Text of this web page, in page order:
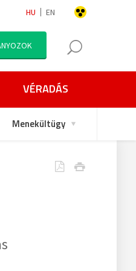
HU EN
VÉRADÁS
Menekültügy